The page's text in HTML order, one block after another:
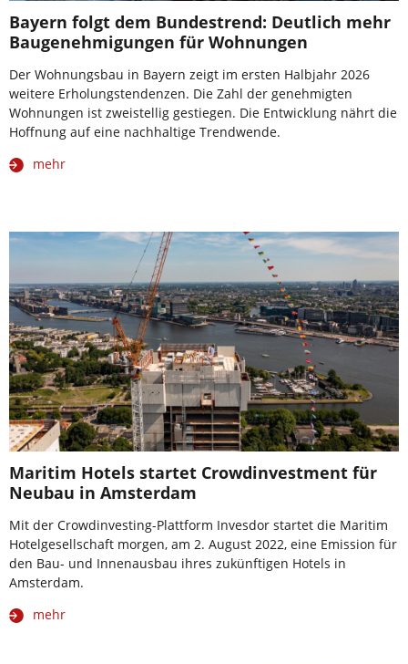
Bayern folgt dem Bundestrend: Deutlich mehr
Baugenehmigungen für Wohnungen
Der Wohnungsbau in Bayern zeigt im ersten Halbjahr 2026
weitere Erholungstendenzen. Die Zahl der genehmigten
Wohnungen ist zweistellig gestiegen. Die Entwicklung nährt die
Hoffnung auf eine nachhaltige Trendwende.
mehr
Maritim Hotels startet Crowdinvestment für
Neubau in Amsterdam
Mit der Crowdinvesting-Plattform Invesdor startet die Maritim
Hotelgesellschaft morgen, am 2. August 2022, eine Emission für
den Bau- und Innenausbau ihres zukünftigen Hotels in
Amsterdam.
mehr